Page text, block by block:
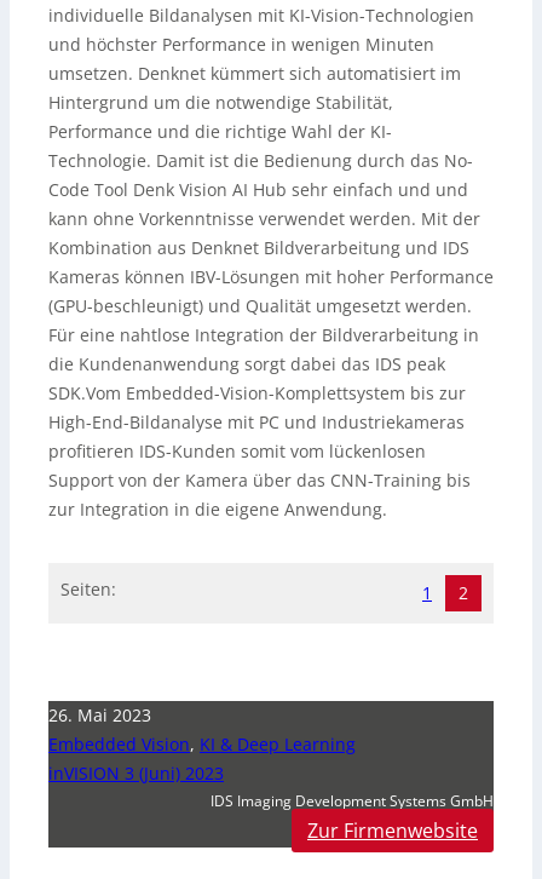
individuelle Bildanalysen mit KI-Vision-Technologien
und höchster Performance in wenigen Minuten
umsetzen. Denknet kümmert sich automatisiert im
Hintergrund um die notwendige Stabilität,
Performance und die richtige Wahl der KI-
Technologie. Damit ist die Bedienung durch das No-
Code Tool Denk Vision AI Hub sehr einfach und und
kann ohne Vorkenntnisse verwendet werden. Mit der
Kombination aus Denknet Bildverarbeitung und IDS
Kameras können IBV-Lösungen mit hoher Performance
(GPU-beschleunigt) und Qualität umgesetzt werden.
Für eine nahtlose Integration der Bildverarbeitung in
die Kundenanwendung sorgt dabei das IDS peak
SDK.Vom Embedded-Vision-Komplettsystem bis zur
High-End-Bildanalyse mit PC und Industriekameras
profitieren IDS-Kunden somit vom lückenlosen
Support von der Kamera über das CNN-Training bis
zur Integration in die eigene Anwendung.
Seiten: 1 2
26. Mai 2023
Embedded Vision, KI & Deep Learning
inVISION 3 (Juni) 2023
IDS Imaging Development Systems GmbH
Zur Firmenwebsite